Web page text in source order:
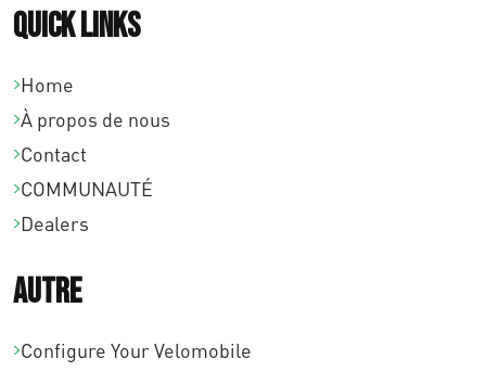
Quick links
Home
À propos de nous
Contact
COMMUNAUTÉ
Dealers
Autre
Configure Your Velomobile